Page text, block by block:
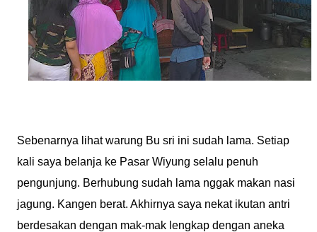
Sebenarnya lihat warung Bu sri ini sudah lama. Setiap
kali saya belanja ke Pasar Wiyung selalu penuh
pengunjung. Berhubung sudah lama nggak makan nasi
jagung. Kangen berat. Akhirnya saya nekat ikutan antri
berdesakan dengan mak-mak lengkap dengan aneka